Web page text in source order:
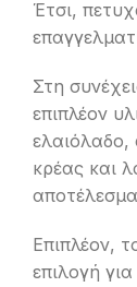
Έτσι,
Στη
επιπλέον
κρέας και
Επιπλέον,
επιλογή